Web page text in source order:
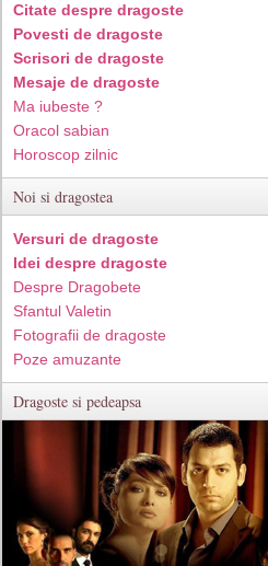
Citate despre dragoste
Povesti de dragoste
Scrisori de dragoste
Mesaje de dragoste
Ma iubeste ?
Oracol sabian
Horoscop zilnic
Noi si dragostea
Versuri de dragoste
Idei despre dragoste
Despre Dragobete
Sfantul Valetin
Fotografii de dragoste
Poze amuzante
Dragoste si pedeapsa